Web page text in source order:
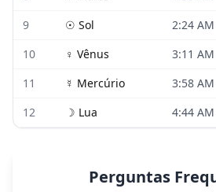
9
☉ Sol 2:24 AM
10
♀ Vênus 3:11 AM
11
☿ Mercúrio 3:58 AM
12
☽ Lua 4:44 AM
Perguntas